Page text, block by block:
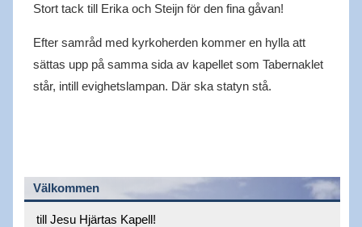
Stort tack till Erika och Steijn för den fina gåvan!
Efter samråd med kyrkoherden kommer en hylla att
sättas upp på samma sida av kapellet som Tabernaklet
står, intill evighetslampan. Där ska statyn stå.
Välkommen
till Jesu Hjärtas Kapell!